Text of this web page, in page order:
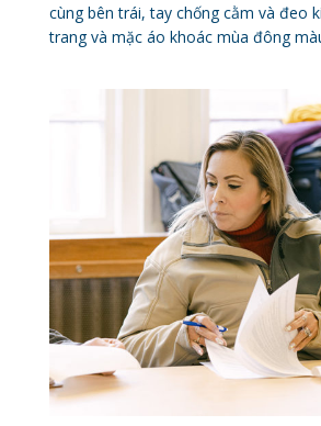
cùng bên trái, tay chống cằm và đeo
trang và mặc áo khoác mùa đông